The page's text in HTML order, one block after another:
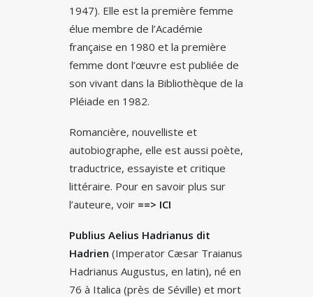
1947). Elle est la première femme
élue membre de l’Académie
française en 1980 et la première
femme dont l’œuvre est publiée de
son vivant dans la Bibliothèque de la
Pléiade en 1982.
Romancière, nouvelliste et
autobiographe, elle est aussi poète,
traductrice, essayiste et critique
littéraire. Pour en savoir plus sur
l’auteure, voir ==> ICI
Publius Aelius Hadrianus dit
Hadrien (Imperator Cæsar Traianus
Hadrianus Augustus, en latin), né en
76 à Italica (près de Séville) et mort